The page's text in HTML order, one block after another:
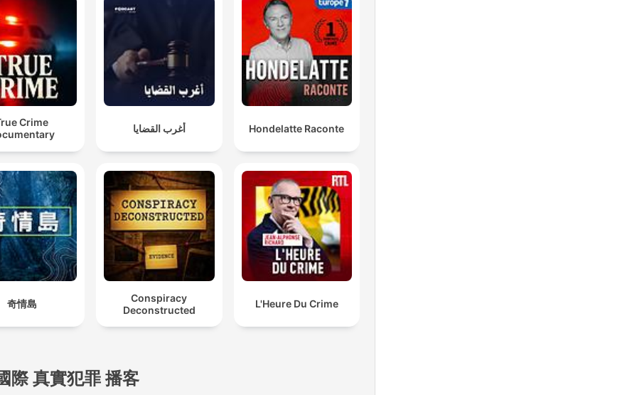
sige, at Peter Madsen og kvinden har et ekstraordinært
krav på udgangs- eller besøgstilladelse.
00:21:22 · Dette opsummerer Højesterets endelige juridiske
vurdering i sagen om retten til ægteskab versus
fængselsreglerne.
Det er jo også det, der måske er en del af risikobilledet
omkring ham, det er, at han rent faktisk er så
charmerende og manipulerende, at han måske også er i
stand til at charmeere og manipulere en fængsbetjent.
00:28:55 · Værten forklarer, hvordan Peter Madsens
personlighed udgør en sikkerhedsrisiko i fængselssystemet.
Crime
أغرب القضايا Hondelatte Raconte
奇情島
Conspiracy
Deconstructed
L'Heure Du Crime
際 真實犯罪 播客